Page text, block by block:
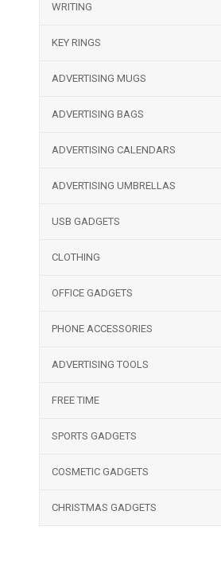
WRITING
KEY RINGS
ADVERTISING MUGS
ADVERTISING BAGS
ADVERTISING CALENDARS
ADVERTISING UMBRELLAS
USB GADGETS
CLOTHING
OFFICE GADGETS
PHONE ACCESSORIES
ADVERTISING TOOLS
FREE TIME
SPORTS GADGETS
COSMETIC GADGETS
CHRISTMAS GADGETS